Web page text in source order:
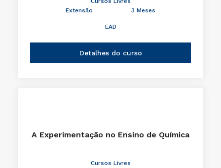
Extensão
3 Meses
EAD
Detalhes do curso
A Experimentação no Ensino de Química
Cursos Livres